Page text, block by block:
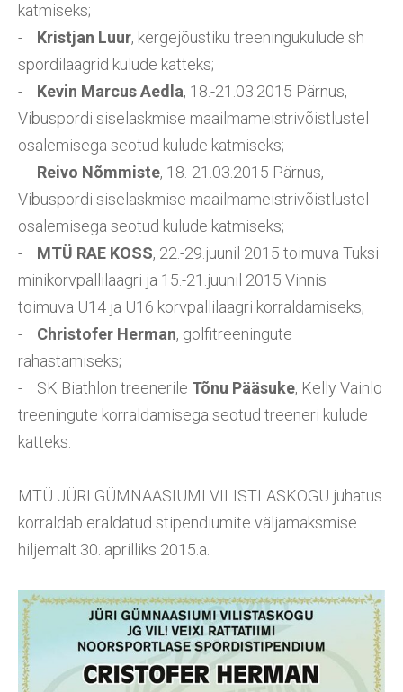
katmiseks;
- Kristjan Luur, kergejõustiku treeningukulude sh
spordilaagrid kulude katteks;
-
Kevin Marcus Aedla, 18.-21.03.2015 Pärnus,
Vibuspordi siselaskmise maailmameistrivõistlustel
osalemisega seotud kulude katmiseks;
- Reivo Nõmmiste, 18.-21.03.2015 Pärnus,
Vibuspordi siselaskmise maailmameistrivõistlustel
osalemisega seotud kulude katmiseks;
- MTÜ RAE KOSS, 22.-29.juunil 2015 toimuva Tuksi
minikorvpallilaagri ja 15.-21.juunil 2015 Vinnis
toimuva U14 ja U16 korvpallilaagri korraldamiseks;
- Christofer Herman, golfitreeningute
rahastamiseks;
- SK Biathlon treenerile Tõnu Pääsuke, Kelly Vainlo
treeningute korraldamisega seotud treeneri kulude
katteks.
MTÜ JÜRI GÜMNAASIUMI VILISTLASKOGU juhatus
korraldab eraldatud stipendiumite väljamaksmise
hiljemalt 30. aprilliks 2015.a.